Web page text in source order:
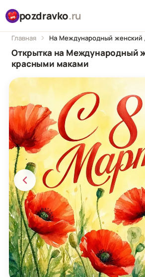
pozdravko.ru
Главная На Международный женский
Открытка на Международный
красными маками